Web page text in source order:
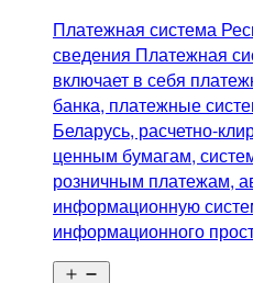
Платежная система
сведения Платежная
включает в себя
банка, платежные
Беларусь, расчетно-
ценным бумагам,
розничным платежам,
информационную
информационного